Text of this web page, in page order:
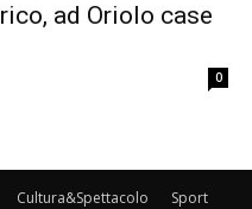
ad Oriolo case
0
Cultura&Spettacolo
Sport